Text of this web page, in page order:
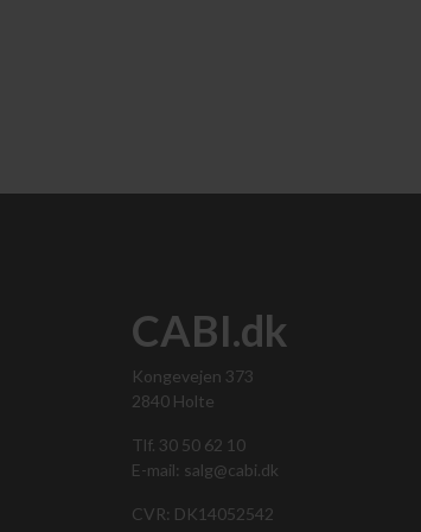
CABI.dk
Kongevejen 373
2840 Holte
Tlf. 30 50 62 10
E-mail: salg@cabi.dk
CVR: DK14052542